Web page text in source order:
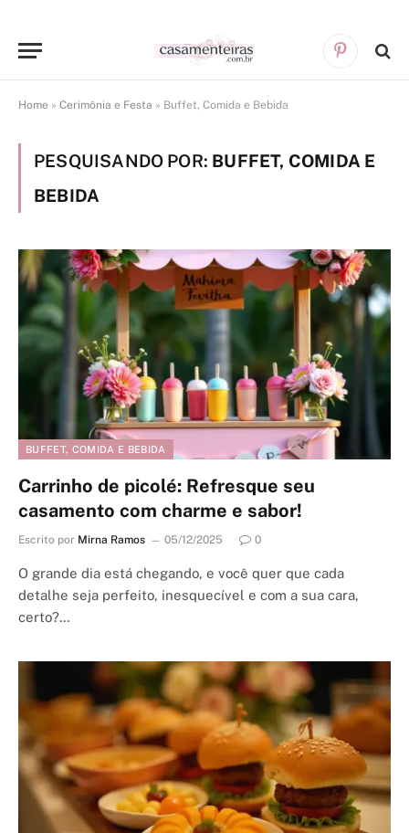
Pinterest
Home » Cerimônia e Festa » Buffet, Comida e Bebida
PESQUISANDO POR: BUFFET, COMIDA E
BEBIDA
BUFFET, COMIDA E BEBIDA
Carrinho de picolé: Refresque seu
casamento com charme e sabor!
Escrito por Mirna Ramos 05/12/2025 0
O grande dia está chegando, e você quer que cada
detalhe seja perfeito, inesquecível e com a sua cara,
certo?…